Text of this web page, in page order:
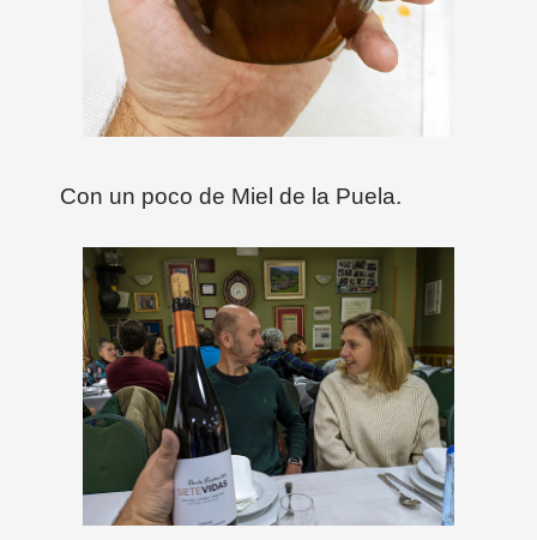
Con un poco de Miel de la Puela.